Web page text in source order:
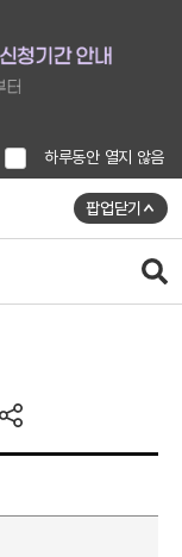
하루동안 열지 않음
팝업닫기